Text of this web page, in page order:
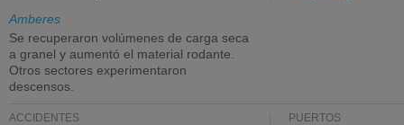
Amberes
Se recuperaron volúmenes de carga seca
a granel y aumentó el material rodante.
Otros sectores experimentaron
descensos.
ACCIDENTES PUERTOS